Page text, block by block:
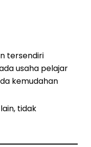
tersendiri
usaha pelajar
kemudahan
tidak